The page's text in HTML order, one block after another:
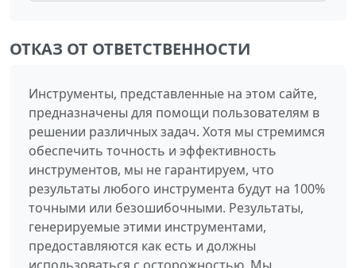
ОТКАЗ ОТ ОТВЕТСТВЕННОСТИ
Инструменты, представленные на этом сайте,
предназначены для помощи пользователям в
решении различных задач. Хотя мы стремимся
обеспечить точность и эффективность
инструментов, мы не гарантируем, что
результаты любого инструмента будут на 100%
точными или безошибочными. Результаты,
генерируемые этими инструментами,
предоставляются как есть и должны